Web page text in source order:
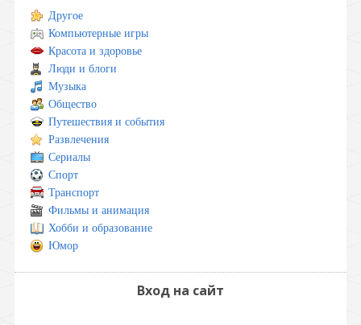
Другое
Компьютерные игры
Красота и здоровье
Люди и блоги
Музыка
Общество
Путешествия и события
Развлечения
Сериалы
Спорт
Транспорт
Фильмы и анимация
Хобби и образование
Юмор
Вход на сайт